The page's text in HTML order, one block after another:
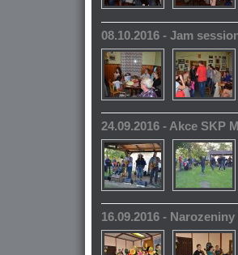
08.10.2016 - Jam
24.09.2016 - Akce SKP
16.09.2016 -